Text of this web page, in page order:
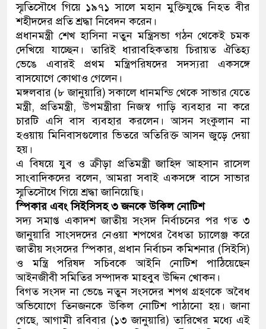
স্মৃতিসৌধে গিয়ে ১৯৭১ সালে মহান মুক্তিযুদ্ধে নিহত বীর
শহীদদের প্রতি শ্রদ্ধা নিবেদন করেন।
প্রধানমন্ত্রী শেখ হাসিনা নতুন মন্ত্রিসভা গঠন থেকেই চমক
দেখিয়ে যাচ্ছেন। তারিই ধারাবহিকতায় চিরায়ত ঐতিহ্য
ভেঙে এবারই প্রথম মন্ত্রিপরিষদের সদস্যরা একসঙ্গে
বাসযোগে কোথাও গেলেন।
মঙ্গলবার (৮ জানুয়ারি) সকালে ধানমন্ডি থেকে সাভার যেতে
মন্ত্রী, প্রতিমন্ত্রী, উপমন্ত্রীরা নিজস্ব গাড়ি ব্যবহার না করে
চারটি এসি বাস ব্যবহার করলেন। আসন সংকুলান না
হওয়ায় মিনিবাসগুলোর ভিতরে অতিরিক্ত আসন জুড়ে দেয়া
হয়।
এ বিষয়ে যুব ও ক্রীড়া প্রতিমন্ত্রী জাহিদ আহসান রাসেল
সাংবাদিকদের বলেন, আমরা সবাই একসঙ্গে বাসে সাভার
স্মৃতিসৌধে গিয়ে শ্রদ্ধা জানিয়েছি।
স্পিকার এবং সিইসিসহ ৩ জনকে উকিল নোটিশ
সদ্য সমাপ্ত একাদশ জাতীয় সংসদ নির্বাচনের পর গত ৩
জানুয়ারি সাংসদদের নেওয়া শপথের বৈধতা চ্যালেঞ্জ করে
জাতীয় সংসদের স্পিকার, প্রধান নির্বাচন কমিশনার (সিইসি)
ও মন্ত্রি পরিষদ সচিবকে আইনি নোটিশ পাঠিয়েছেন
আইনজীবী সমিতির সম্পাদক মাহবুব উদ্দিন খোকন।
বিগত সংসদ না ভেঙে নতুন সংসদের শপথ গ্রহণকে অবৈধ
অভিযোগে তিনজনকে উকিল নোটিশ পাঠানো হয়। জানা
গেছে, আগামী রবিবার (১৩ জানুয়ারি) তারিখের মধ্যে এই